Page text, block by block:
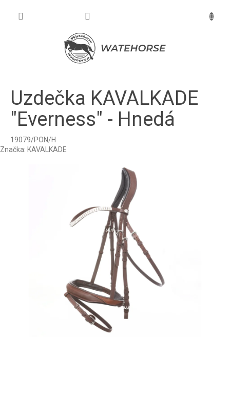
Uzdečka KAVALKADE
"Everness" - Hnedá
19079/PON/H
Značka: KAVALKADE